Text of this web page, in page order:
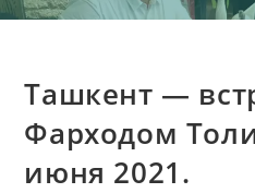
Ташкент —
Фарходом
июня 2021.